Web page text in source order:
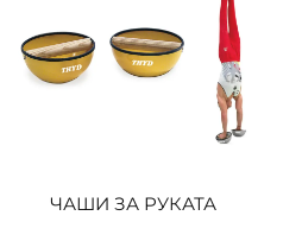
ЧАШИ ЗА РУКАТА